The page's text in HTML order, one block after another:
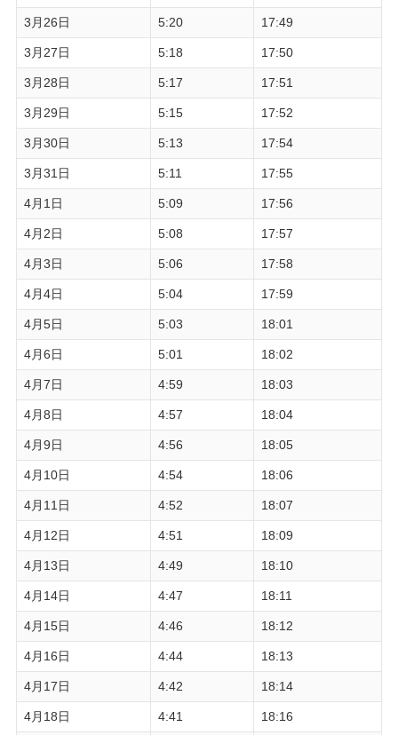
3月26日 5:20 17:49
3月27日 5:18 17:50
3月28日 5:17 17:51
3月29日 5:15 17:52
3月30日 5:13 17:54
3月31日 5:11 17:55
4月1日 5:09 17:56
4月2日 5:08 17:57
4月3日 5:06 17:58
4月4日 5:04 17:59
4月5日 5:03 18:01
4月6日 5:01 18:02
4月7日 4:59 18:03
4月8日 4:57 18:04
4月9日 4:56 18:05
4月10日 4:54 18:06
4月11日 4:52 18:07
4月12日 4:51 18:09
4月13日 4:49 18:10
4月14日 4:47 18:11
4月15日 4:46 18:12
4月16日 4:44 18:13
4月17日 4:42 18:14
4月18日 4:41 18:16